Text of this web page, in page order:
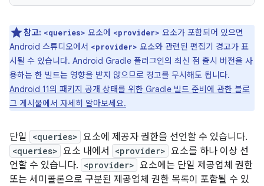
참고: <queries> 요소에 <provider> 요소가 포함되어 있으면
Android 스튜디오에서 <provider> 요소와 관련된 편집기 경고가 표
시될 수 있습니다. Android Gradle 플러그인의 최신 점 출시 버전을 사
용하는 한 빌드는 영향을 받지 않으므로 경고를 무시해도 됩니다.
Android 11의 패키지 공개 상태를 위한 Gradle 빌드 준비에 관한 블로
그 게시물에서 자세히 알아보세요.
단일 <queries> 요소에 제공자 권한을 선언할 수 있습니다.
<queries> 요소 내에서 <provider> 요소를 하나 이상 선
언할 수 있습니다. <provider> 요소에는 단일 제공업체 권한
또는 세미콜론으로 구분된 제공업체 권한 목록이 포함될 수 있